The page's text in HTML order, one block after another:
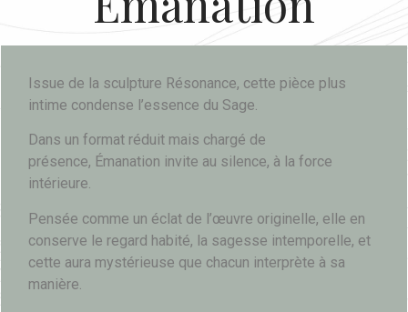
Issue de la sculpture Résonance, cette pièce plus
intime condense l’essence du Sage.
Dans un format réduit mais chargé de
présence, Émanation invite au silence, à la force
intérieure.
Pensée comme un éclat de l’œuvre originelle, elle en
conserve le regard habité, la sagesse intemporelle, et
cette aura mystérieuse que chacun interprète à sa
manière.